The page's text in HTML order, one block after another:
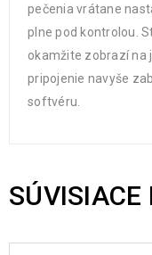
pečenia vrátane
plne pod kontrolou.
okamžite zobrazí na
pripojenie navyše
softvéru.
SÚVISIACE